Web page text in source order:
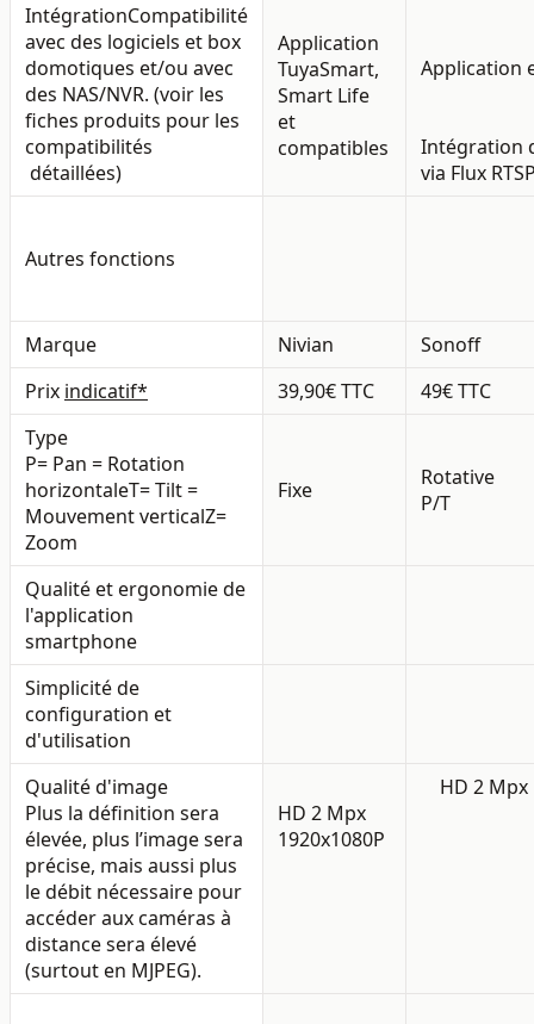
IntégrationCompatibilité
avec des logiciels et box
domotiques et/ou avec
des NAS/NVR. (voir les
fiches produits pour les
compatibilités
détaillées)
Application
TuyaSmart,
Smart Life
et
compatibles
Application
Intégration
via Flux
Autres fonctions
Marque Nivian
Sonoff
Prix indicatif* 39,90€ TTC
49€ TTC
Type
P= Pan = Rotation
horizontaleT= Tilt =
Mouvement verticalZ=
Zoom
Fixe
Rotative
P/T
Qualité et ergonomie de
l'application
smartphone
Simplicité de
configuration et
d'utilisation
Qualité d'image
Plus la définition sera
élevée, plus l’image sera
précise, mais aussi plus
le débit nécessaire pour
accéder aux caméras à
distance sera élevé
(surtout en MJPEG).
HD 2 Mpx
1920x1080P
HD 2 Mpx